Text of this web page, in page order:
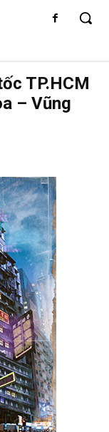
TP.HCM
– Vũng